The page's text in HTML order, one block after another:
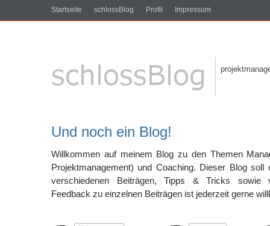
Startseite schlossBlog Profil Impressum
Und noch ein Blog!
Willkommen auf meinem Blog zu den Themen
Projektmanagement) und Coaching. Dieser Blog soll
verschiedenen Beiträgen, Tipps & Tricks sowie
Feedback zu einzelnen Beiträgen ist jederzeit gerne